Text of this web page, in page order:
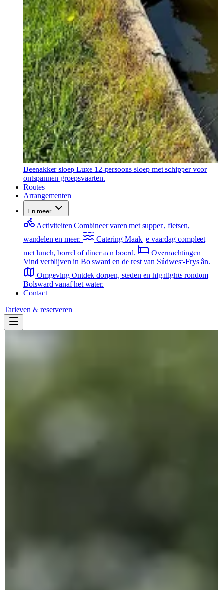
Beenakker sloep Luxe 12-persoons sloep met schipper voor
ontspannen groepsvaarten.
Routes
Arrangementen
En meer
Activiteiten Combineer varen met suppen, fietsen,
wandelen en meer.
Catering Maak je vaardag compleet
met lunch, borrel of diner aan boord.
Overnachtingen
Vind verblijven in Bolsward en de rest van Súdwest-Fryslân.
Omgeving Ontdek dorpen, steden en highlights rondom
Bolsward vanaf het water.
Contact
Tarieven & reserveren